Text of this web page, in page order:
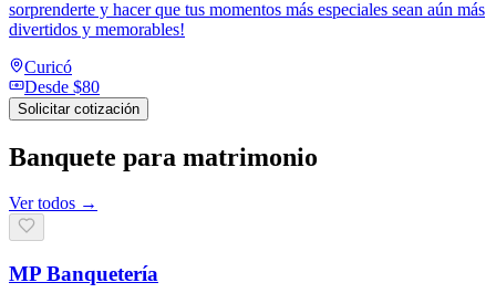
sorprenderte y hacer que tus momentos más especiales sean aún más
divertidos y memorables!
Curicó
Desde $80
Solicitar cotización
Banquete para matrimonio
Ver todos →
MP Banquetería